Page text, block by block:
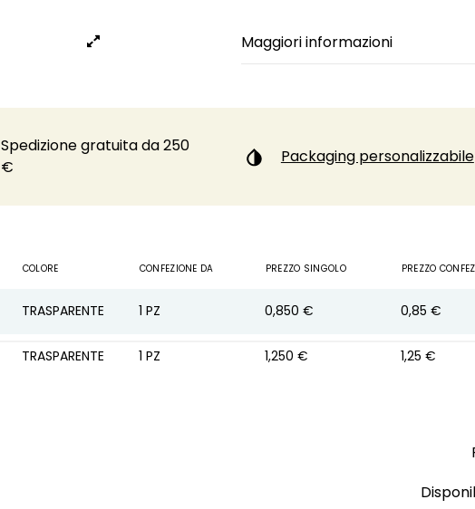
Maggiori informazioni
Spedizione gratuita da 250
€
Packaging personalizzabile
COLORE CONFEZIONE DA PREZZO SINGOLO PREZZO
TRASPARENTE 1 PZ 0,850 € 0,85 €
TRASPARENTE 1 PZ 1,250 € 1,25 €